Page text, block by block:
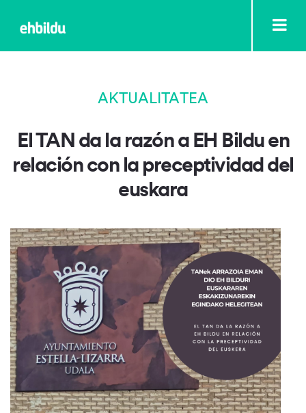
AKTUALITATEA
El TAN da la razón a EH Bildu en
relación con la preceptividad del
euskara